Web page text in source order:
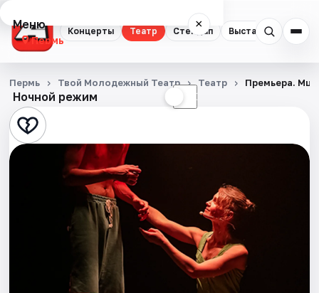
Концерты Театр Стендап Выставки
Меню ×
Пермь
Концерты
Театр
Стендап
Выставки
Ночной режим ☾
Пермь Твой Молодежный Театр Театр Премьера.